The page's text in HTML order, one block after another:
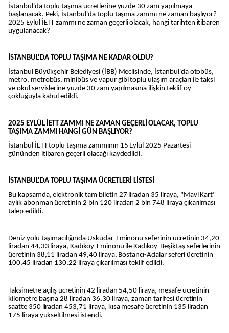
İstanbul'da toplu taşıma ücretlerine yüzde 30 zam yapılmaya
başlanacak. Peki, İstanbul'da toplu taşıma zammı ne zaman başlıyor?
2025 Eylül İETT zammı ne zaman geçerli olacak, hangi tarihten itibaren
uygulanacak?
İSTANBUL'DA TOPLU TAŞIMA NE KADAR OLDU?
İstanbul Büyükşehir Belediyesi (İBB) Meclisinde, İstanbul'da otobüs,
metro, metrobüs, minibüs ve vapur gibi toplu ulaşım araçları ile taksi
ve okul servislerine yüzde 30 zam yapılmasına ilişkin teklif oy
çokluğuyla kabul edildi.
2025 EYLÜL İETT ZAMMI NE ZAMAN GEÇERLİ OLACAK, TOPLU
TAŞIMA ZAMMI HANGİ GÜN BAŞLIYOR?
İstanbul İETT toplu taşıma zammının 15 Eylül 2025 Pazartesi
gününden itibaren geçerli olacağı kaydedildi.
İSTANBUL'DA TOPLU TAŞIMA ÜCRETLERİ LİSTESİ
Bu kapsamda, elektronik tam biletin 27 liradan 35 liraya, "Mavi Kart"
aylık abonman ücretinin 2 bin 120 liradan 2 bin 748 liraya çıkarılması
talep edildi.
Deniz yolu taşımacılığında Üsküdar-Eminönü seferinin ücretinin 34,20
liradan 44,33 liraya, Kadıköy-Eminönü ile Kadıköy-Beşiktaş seferlerinin
ücretinin 38,11 liradan 49,40 liraya, Bostancı-Adalar seferi ücretinin
100,45 liradan 130,22 liraya çıkarılması teklif edildi.
Taksimetre açılış ücretinin 42 liradan 54,50 liraya, mesafe ücretinin
kilometre başına 28 liradan 36,30 liraya, zaman tarifesi ücretinin
saatte 350 liradan 453,71 liraya, kısa mesafe ücretinin 135 liradan
175 liraya yükseltilmesi istendi.